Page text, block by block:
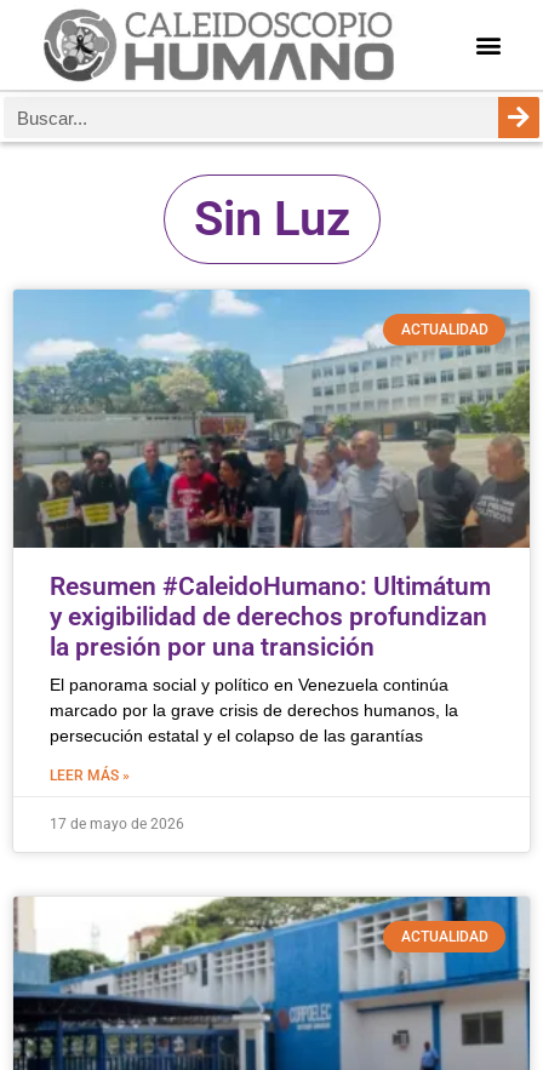
Sin Luz
ACTUALIDAD
Resumen #CaleidoHumano: Ultimátum
y exigibilidad de derechos profundizan
la presión por una transición
El panorama social y político en Venezuela continúa
marcado por la grave crisis de derechos humanos, la
persecución estatal y el colapso de las garantías
LEER MÁS »
17 de mayo de 2026
ACTUALIDAD